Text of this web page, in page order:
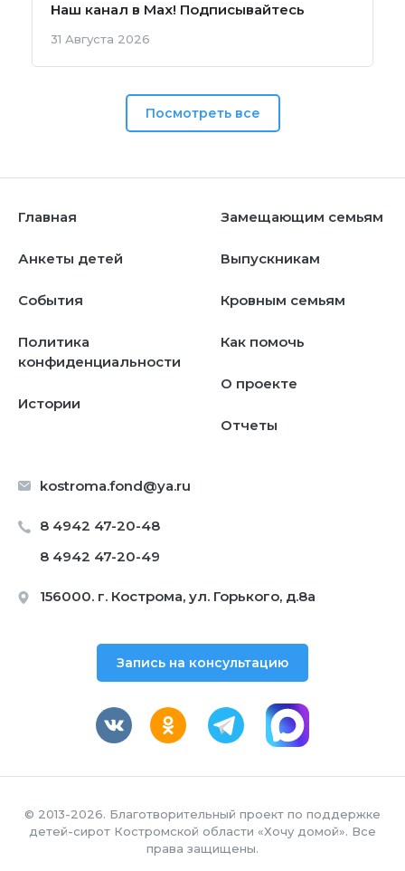
Наш канал в Мах! Подписывайтесь
31 Августа 2026
Посмотреть все
kostroma.fond@ya.ru
8 4942 47-20-48
8 4942 47-20-49
156000. г. Кострома, ул. Горького, д.8а
Главная
Анкеты детей
События
Политика
конфиденциальности
Истории
Замещающим семьям
Выпускникам
Кровным семьям
Как помочь
О проекте
Отчеты
Запись на консультацию
© 2013-2026. Благотворительный проект по поддержке
детей-сирот Костромской области «Хочу домой». Все
права защищены.